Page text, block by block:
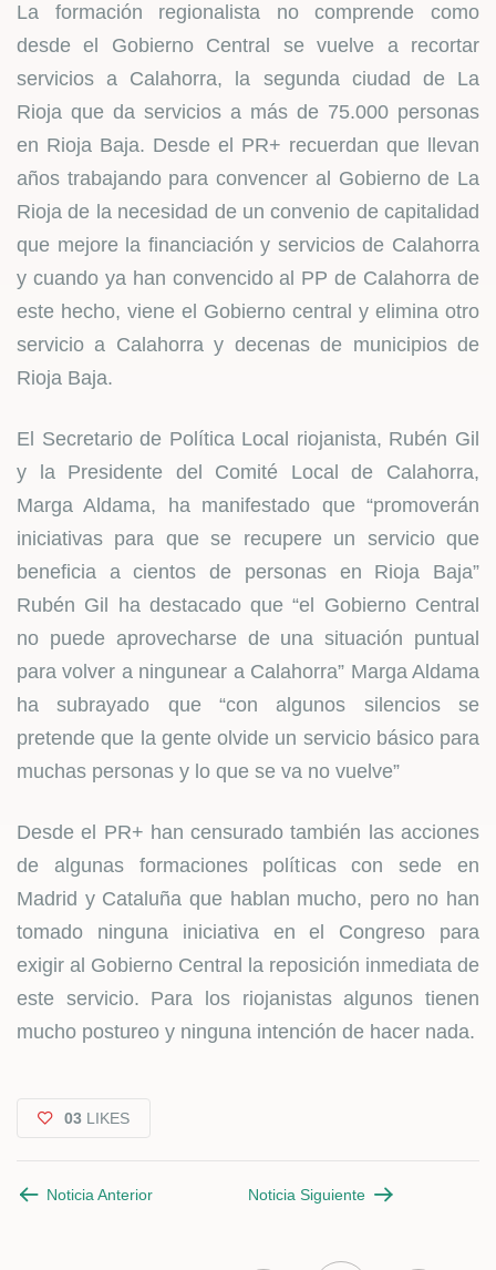
La formación regionalista no comprende como
desde el Gobierno Central se vuelve a recortar
servicios a Calahorra, la segunda ciudad de La
Rioja que da servicios a más de 75.000 personas
en Rioja Baja. Desde el PR+ recuerdan que llevan
años trabajando para convencer al Gobierno de La
Rioja de la necesidad de un convenio de capitalidad
que mejore la financiación y servicios de Calahorra
y cuando ya han convencido al PP de Calahorra de
este hecho, viene el Gobierno central y elimina otro
servicio a Calahorra y decenas de municipios de
Rioja Baja.
El Secretario de Política Local riojanista, Rubén Gil
y la Presidente del Comité Local de Calahorra,
Marga Aldama, ha manifestado que “promoverán
iniciativas para que se recupere un servicio que
beneficia a cientos de personas en Rioja Baja”
Rubén Gil ha destacado que “el Gobierno Central
no puede aprovecharse de una situación puntual
para volver a ningunear a Calahorra” Marga Aldama
ha subrayado que “con algunos silencios se
pretende que la gente olvide un servicio básico para
muchas personas y lo que se va no vuelve”
Desde el PR+ han censurado también las acciones
de algunas formaciones políticas con sede en
Madrid y Cataluña que hablan mucho, pero no han
tomado ninguna iniciativa en el Congreso para
exigir al Gobierno Central la reposición inmediata de
este servicio. Para los riojanistas algunos tienen
mucho postureo y ninguna intención de hacer nada.
03 LIKES
Noticia Anterior Noticia Siguiente